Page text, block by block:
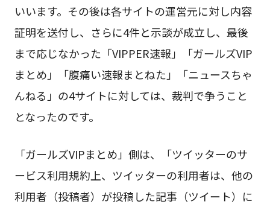
いいます。その後は各サイトの運営元に対し内容
証明を送付し、さらに4件と示談が成立し、最後
まで応じなかった「VIPPER速報」「ガールズVIP
まとめ」「腹痛い速報まとねた」「ニュースちゃ
んねる」の4サイトに対しては、裁判で争うこと
となったのです。
「ガールズVIPまとめ」側は、「ツイッターのサ
ービス利用規約上、ツイッターの利用者は、他の
利用者（投稿者）が投稿した記事（ツイート）に